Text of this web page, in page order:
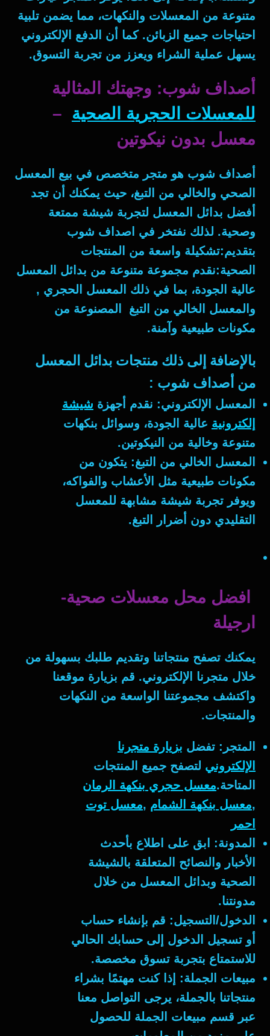
متنوعة من المعسلات والنكهات، مما يضمن تلبية
احتياجات جميع الزبائن. كما أن الدفع الإلكتروني
يسهل عملية الشراء ويعزز من تجربة التسوق.
أصداف شوب: وجهتك المثالية
للمعسلات الحجرية الصحية –
معسل بدون نيكوتين
أصداف شوب هو متجر متخصص في بيع المعسل
الصحي والخالي من التبغ، حيث يمكنك أن تجد
أفضل بدائل المعسل لتجربة شيشة ممتعة
وصحية. لذلك نفتخر في اصداف شوب
بتقديم:تشكيلة واسعة من المنتجات
الصحية:نقدم مجموعة متنوعة من بدائل المعسل
عالية الجودة، بما في ذلك المعسل الحجري ,
والمعسل الخالي من التبغ المصنوعة من
مكونات طبيعية وآمنة.
بالإضافة إلى ذلك منتجات بدائل المعسل
من أصداف شوب :
المعسل الإلكتروني: نقدم أجهزة شيشة
إلكترونية عالية الجودة، وسوائل بنكهات
متنوعة وخالية من النيكوتين.
المعسل الخالي من التبغ: يتكون من
مكونات طبيعية مثل الأعشاب والفواكه،
ويوفر تجربة شيشة مشابهة للمعسل
التقليدي دون أضرار التبغ.
افضل محل معسلات صحية-
ارجيلة
يمكنك تصفح منتجاتنا وتقديم طلبك بسهولة من
خلال متجرنا الإلكتروني. قم بزيارة موقعنا
واكتشف مجموعتنا الواسعة من النكهات
والمنتجات.
المتجر: تفضل بزيارة متجرنا
الإلكتروني لتصفح جميع المنتجات
المتاحة.معسل حجري بنكهة الرمان
,معسل بنكهة الشمام ,معسل توت
احمر
المدونة: ابق على اطلاع بأحدث
الأخبار والنصائح المتعلقة بالشيشة
الصحية وبدائل المعسل من خلال
مدونتنا.
الدخول/التسجيل: قم بإنشاء حساب
أو تسجيل الدخول إلى حسابك الحالي
للاستمتاع بتجربة تسوق مخصصة.
مبيعات الجملة: إذا كنت مهتمًا بشراء
منتجاتنا بالجملة، يرجى التواصل معنا
عبر قسم مبيعات الجملة للحصول